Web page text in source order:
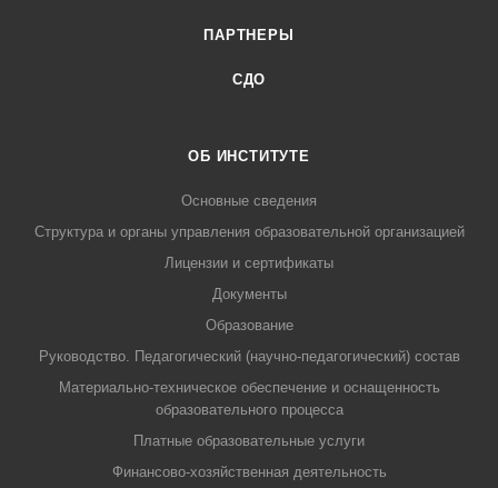
ПАРТНЕРЫ
СДО
ОБ ИНСТИТУТЕ
Основные сведения
Структура и органы управления образовательной организацией
Лицензии и сертификаты
Документы
Образование
Руководство. Педагогический (научно-педагогический) состав
Материально-техническое обеспечение и оснащенность
образовательного процесса
Платные образовательные услуги
Финансово-хозяйственная деятельность